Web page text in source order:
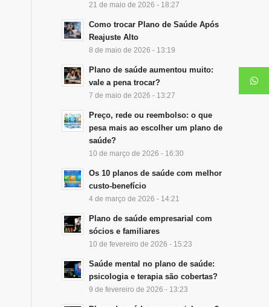
21 de maio de 2026 - 18:27
Como trocar Plano de Saúde Após
Reajuste Alto
8 de maio de 2026 - 13:19
Plano de saúde aumentou muito:
vale a pena trocar?
7 de maio de 2026 - 13:27
Preço, rede ou reembolso: o que
pesa mais ao escolher um plano de
saúde?
10 de março de 2026 - 16:30
Os 10 planos de saúde com melhor
custo-benefício
4 de março de 2026 - 14:21
Plano de saúde empresarial com
sócios e familiares
10 de fevereiro de 2026 - 15:23
Saúde mental no plano de saúde:
psicologia e terapia são cobertas?
9 de fevereiro de 2026 - 13:23